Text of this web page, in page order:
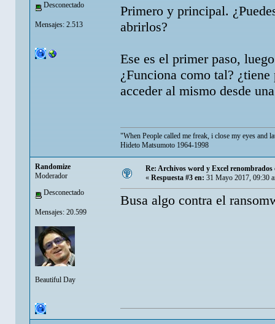
Desconectado
Mensajes: 2.513
Primero y principal.
abrirlos?
Ese es el primer paso,
¿Funciona como tal? ¿tiene
acceder al mismo desde
"When People called me freak, i close my eyes and
Hideto Matsumoto 1964-1998
Randomize
Moderador
Desconectado
Mensajes: 20.599
Beautiful Day
Re: Archivos word y Excel renombrados
« Respuesta #3 en: 31 Mayo 2017, 09:30
Busa algo contra el